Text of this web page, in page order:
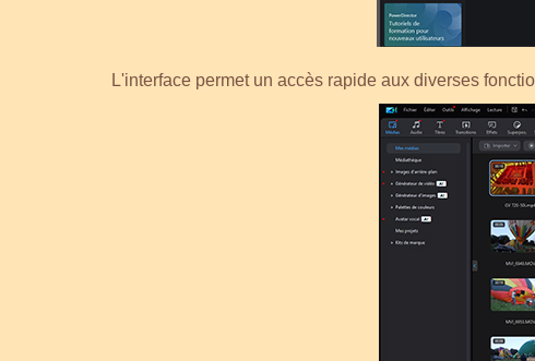
L'interface permet un accès rapide aux diverses